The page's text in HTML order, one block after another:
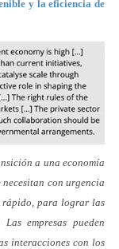
y la eficiencia de
a una economía
con urgencia
rápido, para lograr las
empresas pueden
interacciones con los